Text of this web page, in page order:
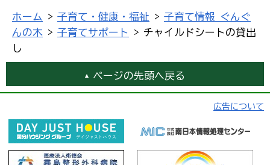
ホーム > 子育て・健康・福祉 > 子育て情報 ぐんぐ
んの木 > 子育てサポート
> チャイルドシートの貸出
し
ページの先頭へ戻る
広告について